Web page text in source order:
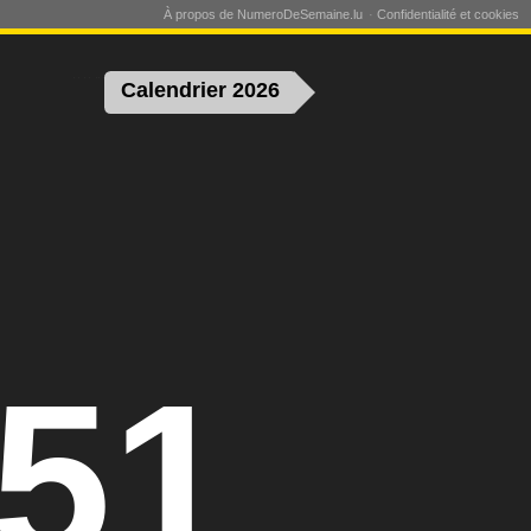
Calendrier 2026
À propos de NumeroDeSemaine.lu Confidentialité et cookies